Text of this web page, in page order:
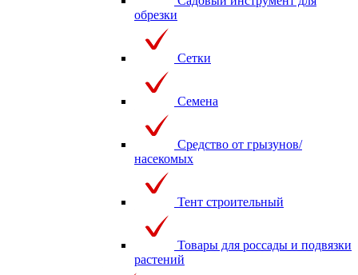
обрезки
Сетки
Семена
Средство от грызунов/
насекомых
Тент строительный
Товары для россады и подвязки
растений